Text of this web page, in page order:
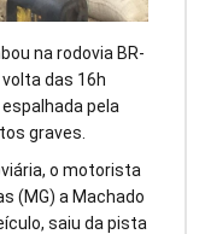
na rodovia BR-
das 16h
pela
graves.
o motorista
(MG) a Machado
saiu da pista